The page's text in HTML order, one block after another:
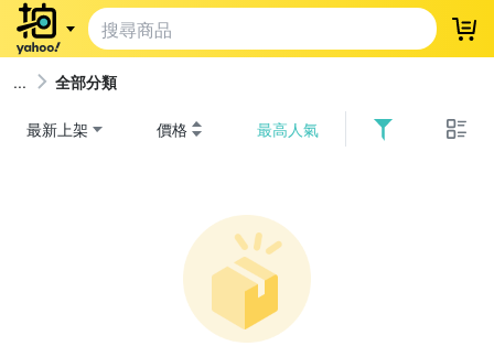
登
全部分類
最新上架 價格 最高人氣